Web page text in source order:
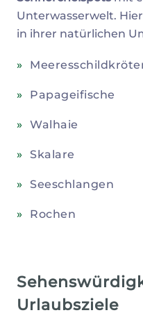
Unterwasserwelt.
in ihrer natürlichen
Papageifische
Walhaie
Skalare
Seeschlangen
Rochen
Urlaubsziele